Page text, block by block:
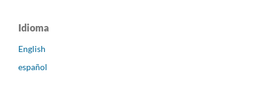
Idioma
English
español